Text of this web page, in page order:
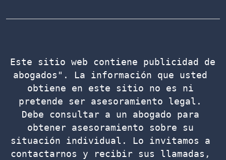
Este sitio web contiene publicidad de
abogados". La información que usted
obtiene en este sitio no es ni
pretende ser asesoramiento legal.
Debe consultar a un abogado para
obtener asesoramiento sobre su
situación individual. Lo invitamos a
contactarnos y recibir sus llamadas,